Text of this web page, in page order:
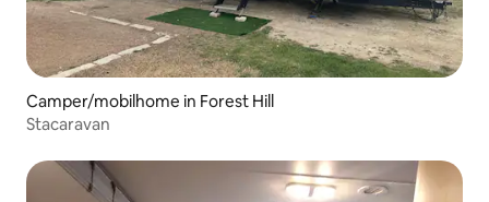
Camper/mobilhome in Forest Hill
Stacaravan